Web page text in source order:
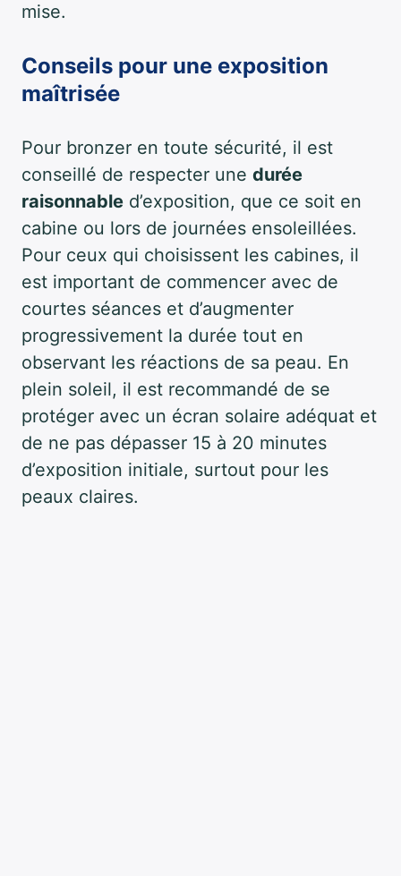
mise.
Conseils pour une exposition
maîtrisée
Pour bronzer en toute sécurité, il est
conseillé de respecter une durée
raisonnable d’exposition, que ce soit en
cabine ou lors de journées ensoleillées.
Pour ceux qui choisissent les cabines, il
est important de commencer avec de
courtes séances et d’augmenter
progressivement la durée tout en
observant les réactions de sa peau. En
plein soleil, il est recommandé de se
protéger avec un écran solaire adéquat et
de ne pas dépasser 15 à 20 minutes
d’exposition initiale, surtout pour les
peaux claires.